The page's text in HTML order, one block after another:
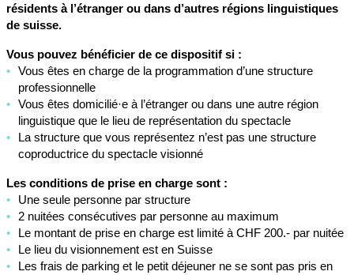
résidents à l’étranger ou dans d’autres régions linguistiques
de suisse.
Vous pouvez bénéficier de ce dispositif si :
Vous êtes en charge de la programmation d’une structure
professionnelle
Vous êtes domicilié·e à l’étranger ou dans une autre région
linguistique que le lieu de représentation du spectacle
La structure que vous représentez n’est pas une structure
coproductrice du spectacle visionné
Les conditions de prise en charge sont :
Une seule personne par structure
2 nuitées consécutives par personne au maximum
Le montant de prise en charge est limité à CHF 200.- par nuitée
Le lieu du visionnement est en Suisse
Les frais de parking et le petit déjeuner ne se sont pas pris en